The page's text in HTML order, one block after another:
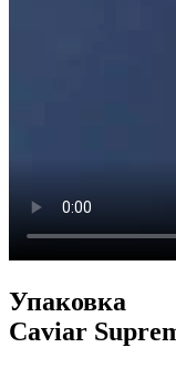
Упаковка
Caviar